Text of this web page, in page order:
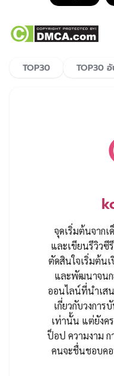
TOP30 TOP30
จุดเริ่มต้นจาก
และเขียนรีวิวซี
ตัดสินใจเริ่มต้น
และพัฒนาจนก
ออนไลน์ที่นำเส
เกี่ยวกับวงการ
เท่านั้น แต่ยังค
ป็อป ความงาม ก
คนจะชื่นชอบค